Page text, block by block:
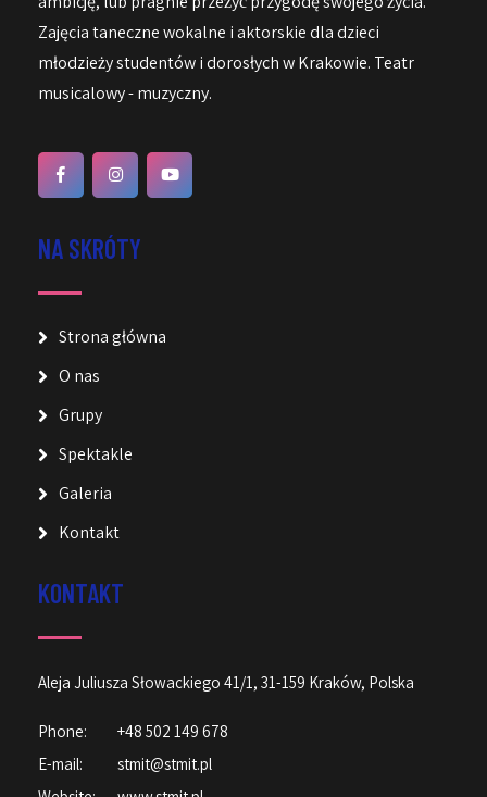
Zajęcia taneczne wokalne i aktorskie dla dzieci
młodzieży studentów i dorosłych w Krakowie. Teatr
musicalowy - muzyczny.
NA SKRÓTY
Strona główna
O nas
Grupy
Spektakle
Galeria
Kontakt
KONTAKT
Aleja Juliusza Słowackiego 41/1, 31-159 Kraków, Polska
Phone:
+48 502 149 678
E-mail:
stmit@stmit.pl